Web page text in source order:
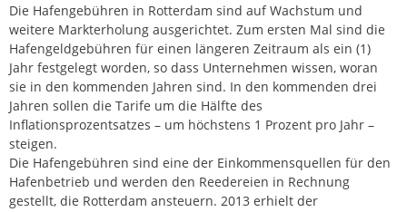
Die Hafengebühren in Rotterdam sind auf Wachstum und
weitere Markterholung ausgerichtet. Zum ersten Mal sind die
Hafengeldgebühren für einen längeren Zeitraum als ein (1)
Jahr festgelegt worden, so dass Unternehmen wissen, woran
sie in den kommenden Jahren sind. In den kommenden drei
Jahren sollen die Tarife um die Hälfte des
Inflationsprozentsatzes – um höchstens 1 Prozent pro Jahr –
steigen.
Die Hafengebühren sind eine der Einkommensquellen für den
Hafenbetrieb und werden den Reedereien in Rechnung
gestellt, die Rotterdam ansteuern. 2013 erhielt der